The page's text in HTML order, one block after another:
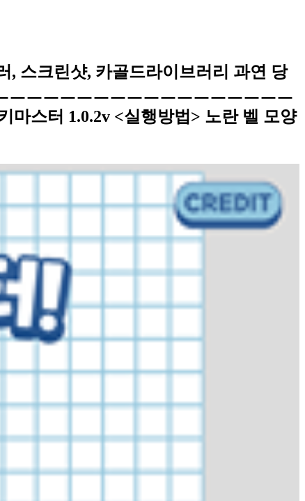
, 스크린샷, 카골드라이브러리 과연 당
ㅡㅡㅡㅡㅡㅡㅡㅡㅡㅡㅡㅡㅡㅡㅡㅡㅡ
마스터 1.0.2v <실행방법> 노란 벨 모양